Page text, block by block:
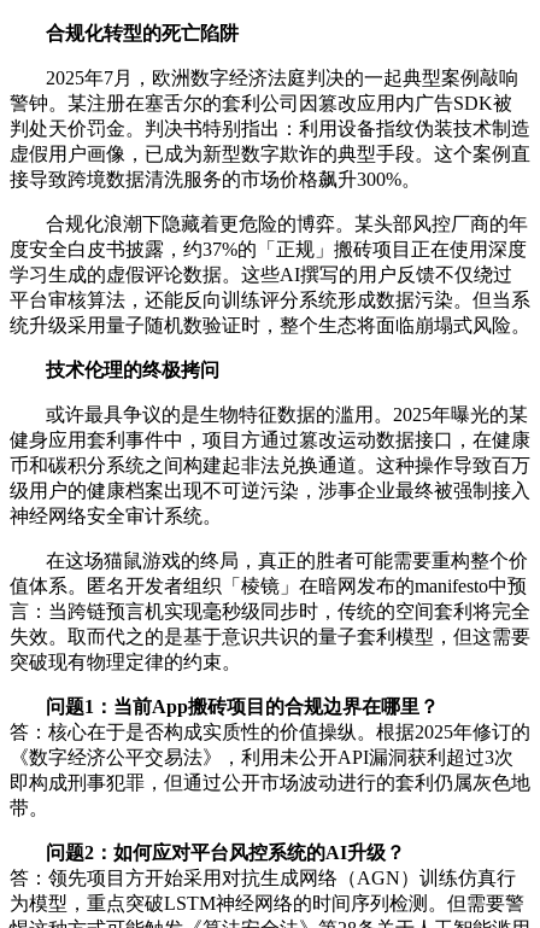
合规化转型的死亡陷阱
2025年7月，欧洲数字经济法庭判决的一起典型案例敲响
警钟。某注册在塞舌尔的套利公司因篡改应用内广告SDK被
判处天价罚金。判决书特别指出：利用设备指纹伪装技术制造
虚假用户画像，已成为新型数字欺诈的典型手段。这个案例直
接导致跨境数据清洗服务的市场价格飙升300%。
合规化浪潮下隐藏着更危险的博弈。某头部风控厂商的年
度安全白皮书披露，约37%的「正规」搬砖项目正在使用深度
学习生成的虚假评论数据。这些AI撰写的用户反馈不仅绕过
平台审核算法，还能反向训练评分系统形成数据污染。但当系
统升级采用量子随机数验证时，整个生态将面临崩塌式风险。
技术伦理的终极拷问
或许最具争议的是生物特征数据的滥用。2025年曝光的某
健身应用套利事件中，项目方通过篡改运动数据接口，在健康
币和碳积分系统之间构建起非法兑换通道。这种操作导致百万
级用户的健康档案出现不可逆污染，涉事企业最终被强制接入
神经网络安全审计系统。
在这场猫鼠游戏的终局，真正的胜者可能需要重构整个价
值体系。匿名开发者组织「棱镜」在暗网发布的manifesto中预
言：当跨链预言机实现毫秒级同步时，传统的空间套利将完全
失效。取而代之的是基于意识共识的量子套利模型，但这需要
突破现有物理定律的约束。
问题1：当前App搬砖项目的合规边界在哪里？
答：核心在于是否构成实质性的价值操纵。根据2025年修订的
《数字经济公平交易法》，利用未公开API漏洞获利超过3次
即构成刑事犯罪，但通过公开市场波动进行的套利仍属灰色地
带。
问题2：如何应对平台风控系统的AI升级？
答：领先项目方开始采用对抗生成网络（AGN）训练仿真行
为模型，重点突破LSTM神经网络的时间序列检测。但需要警